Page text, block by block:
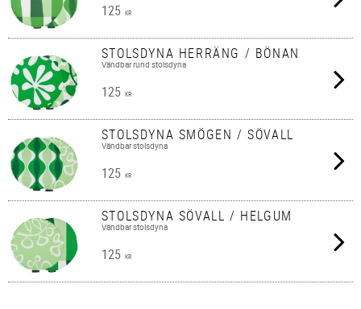
125 KR
STOLSDYNA HERRÄNG / BÖNAN
Vändbar rund stolsdyna
125 KR
STOLSDYNA SMÖGEN / SÖVALL
Vändbar stolsdyna
125 KR
STOLSDYNA SÖVALL / HELGUM
Vändbar stolsdyna
125 KR